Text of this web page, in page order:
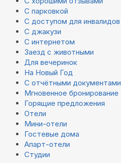
С парковкой
С доступом для инвалидов
С джакузи
С интернетом
Заезд с животными
Для вечеринок
На Новый Год
С отчётными документами
Мгновенное бронирование
Горящие предложения
Отели
Мини-отели
Гостевые дома
Апарт-отели
Студии